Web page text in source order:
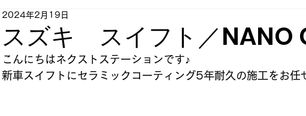
スズキ スイフト／NANO
2024年2月19日
こんにちはネクストステーションです♪
新車スイフトにセラミックコーティング5年耐久の施工をお任